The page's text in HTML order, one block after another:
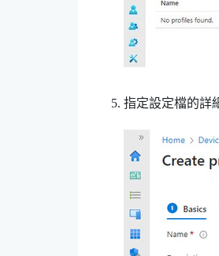
指定設定檔的詳